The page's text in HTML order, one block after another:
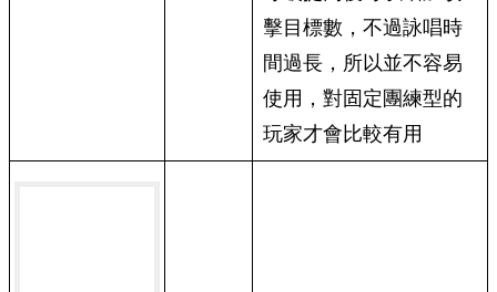
擊目標數，不過詠唱時
間過長，所以並不容易
使用，對固定團練型的
玩家才會比較有用